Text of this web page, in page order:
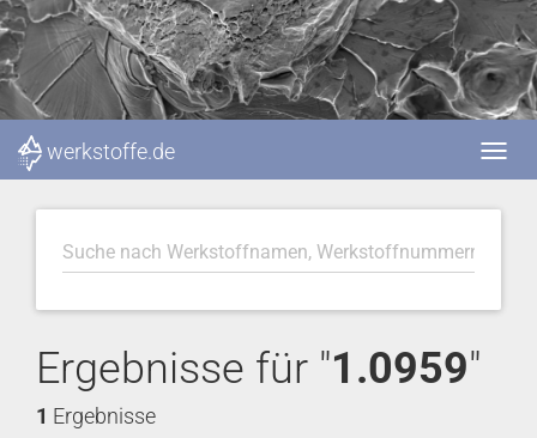
werkstoffe.de
Ergebnisse für "1.0959"
1 Ergebnisse